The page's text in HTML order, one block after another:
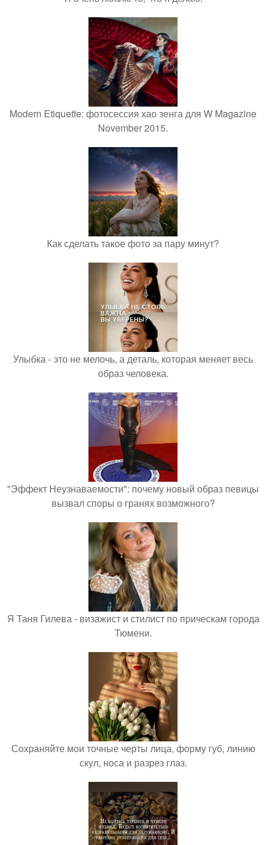
Modern Etiquette: фотосессия хао зенга для W Magazine
November 2015.
Как сделать такое фото за пару минут?
Улыбка - это не мелочь, а деталь, которая меняет весь
образ человека.
"Эффект Неузнаваемости": почему новый образ певицы
вызвал споры о гранях возможного?
Я Таня Гилева - визажист и стилист по прическам города
Тюмени.
Сохраняйте мои точные черты лица, форму губ, линию
скул, носа и разрез глаз.